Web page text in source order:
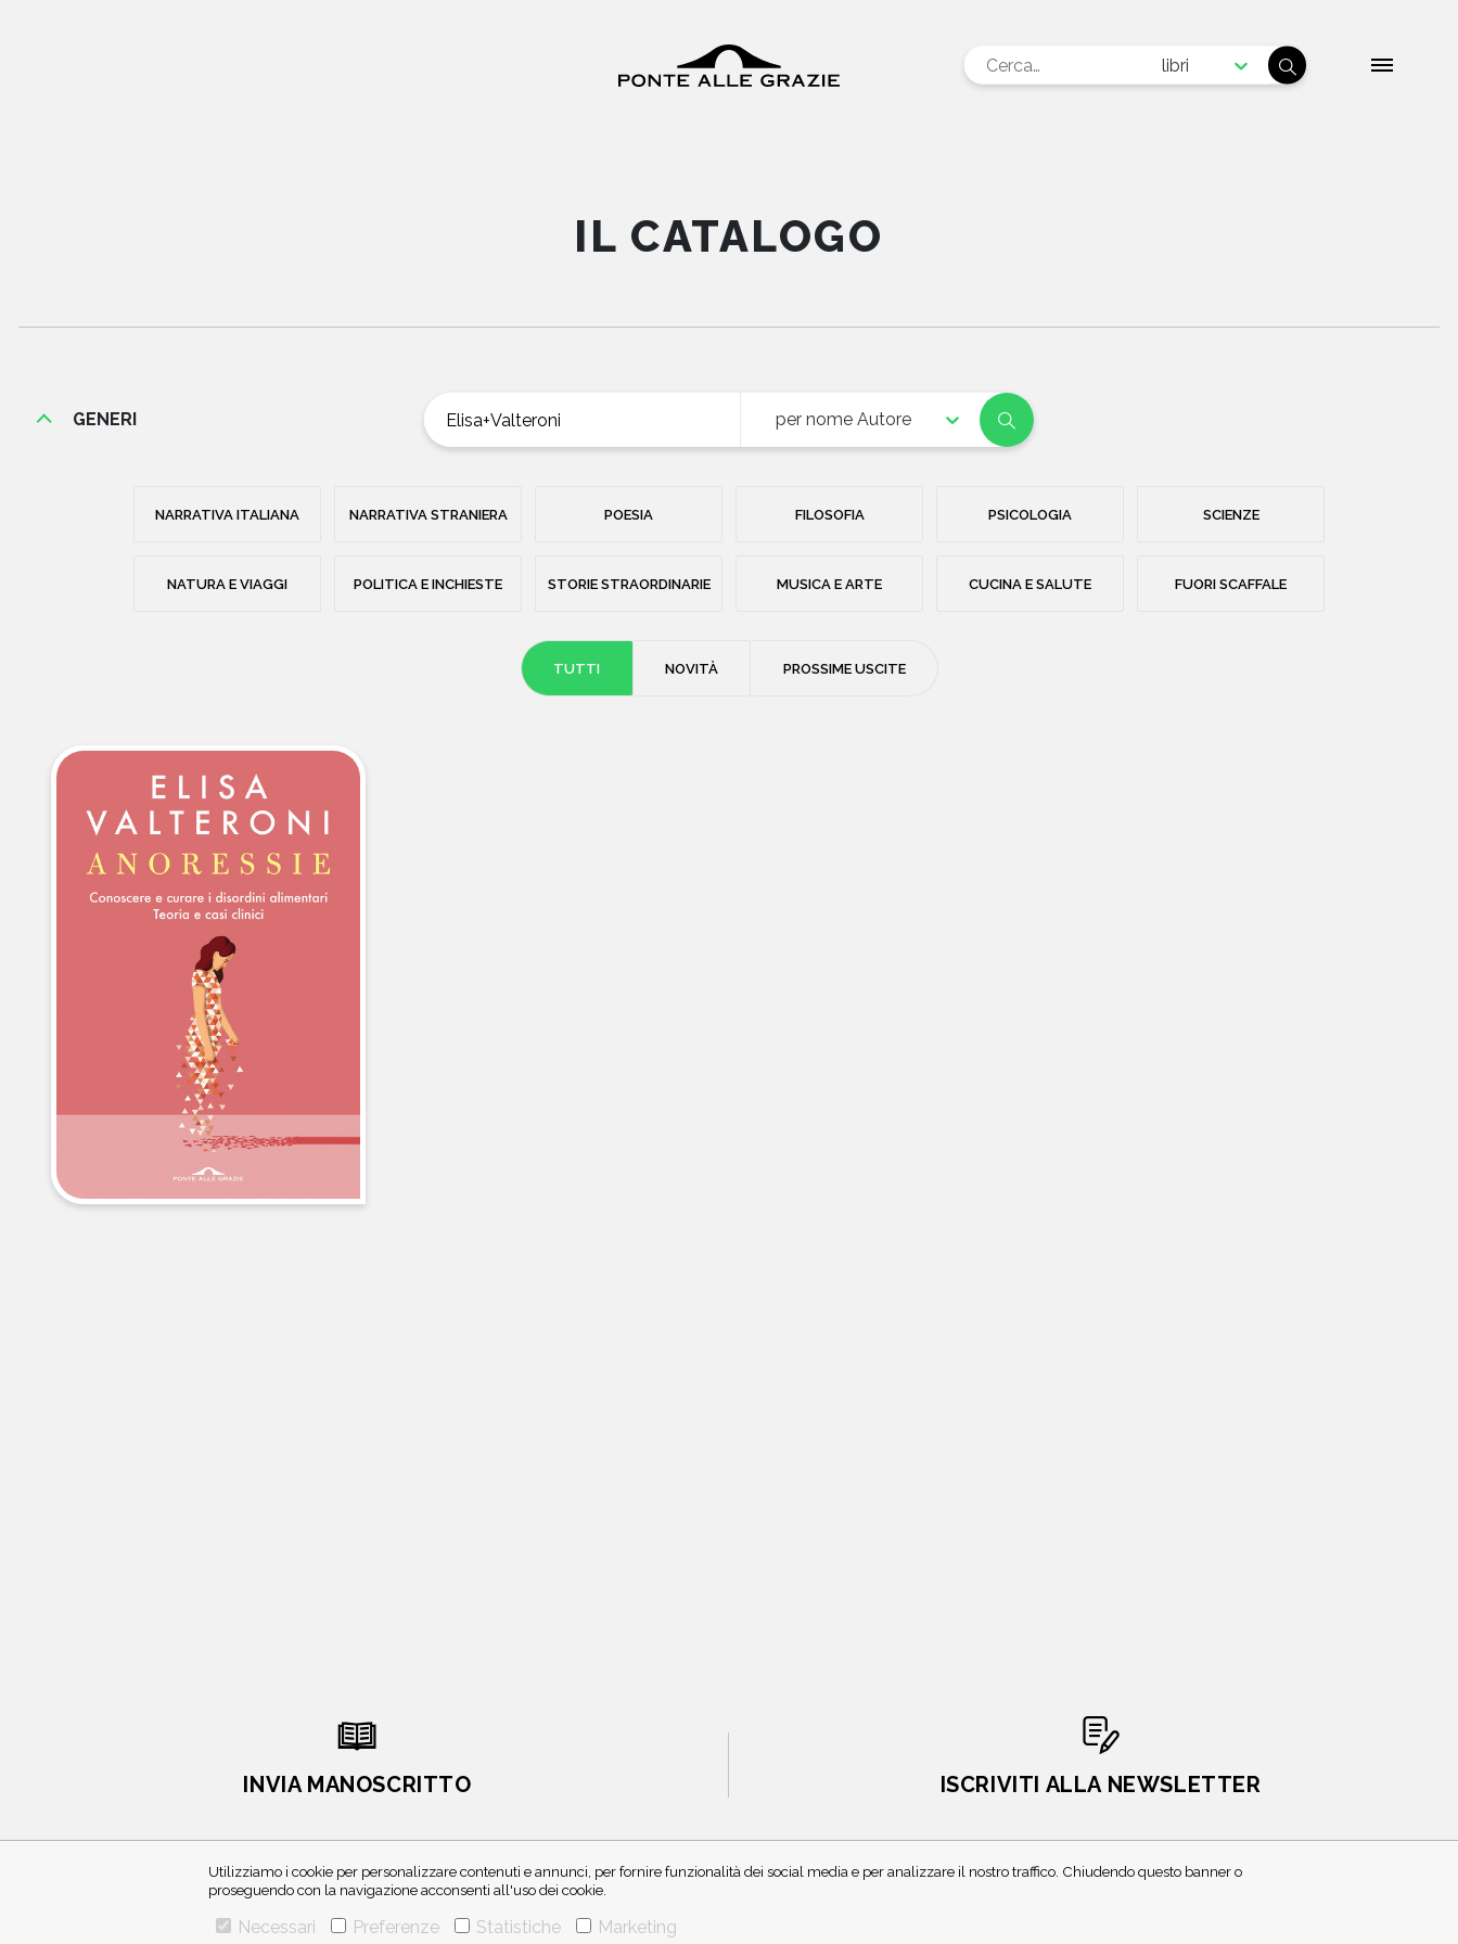
libri
IL CATALOGO
per nome Autore
GENERI
NARRATIVA ITALIANA NARRATIVA STRANIERA POESIA FILOSOFIA PSICOLOGIA SCIENZE
NATURA E VIAGGI POLITICA E INCHIESTE STORIE STRAORDINARIE MUSICA E ARTE CUCINA E SALUTE FUORI SCAFFALE
TUTTI NOVITÀ PROSSIME USCITE
Utilizziamo i cookie per personalizzare contenuti e annunci, per fornire funzionalità dei social media e per analizzare il nostro traffico. Chiudendo questo banner o
proseguendo con la navigazione acconsenti all'uso dei cookie.
Necessari Preferenze Statistiche Marketing
INVIA MANOSCRITTO ISCRIVITI ALLA NEWSLETTER